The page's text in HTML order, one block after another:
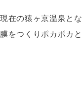
在の猿ヶ京温泉と
をつくりポカポカ